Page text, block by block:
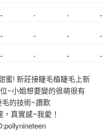
蜜! 新莊接睫毛植睫毛上新
~小姐想要變的很萌很有
的技術~讚歎
真實感~我愛！